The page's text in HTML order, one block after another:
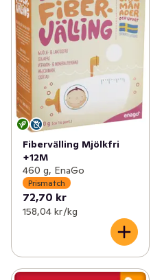
Fibervälling Mjölkfri
+12M
460 g, EnaGo
Prismatch
72,70 kr
158,04 kr /kg